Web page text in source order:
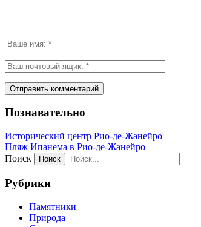
Познавательно
Исторический центр Рио-де-Жанейро
Пляж Ипанема в Рио-де-Жанейро
Поиск
Рубрики
Памятники
Природа